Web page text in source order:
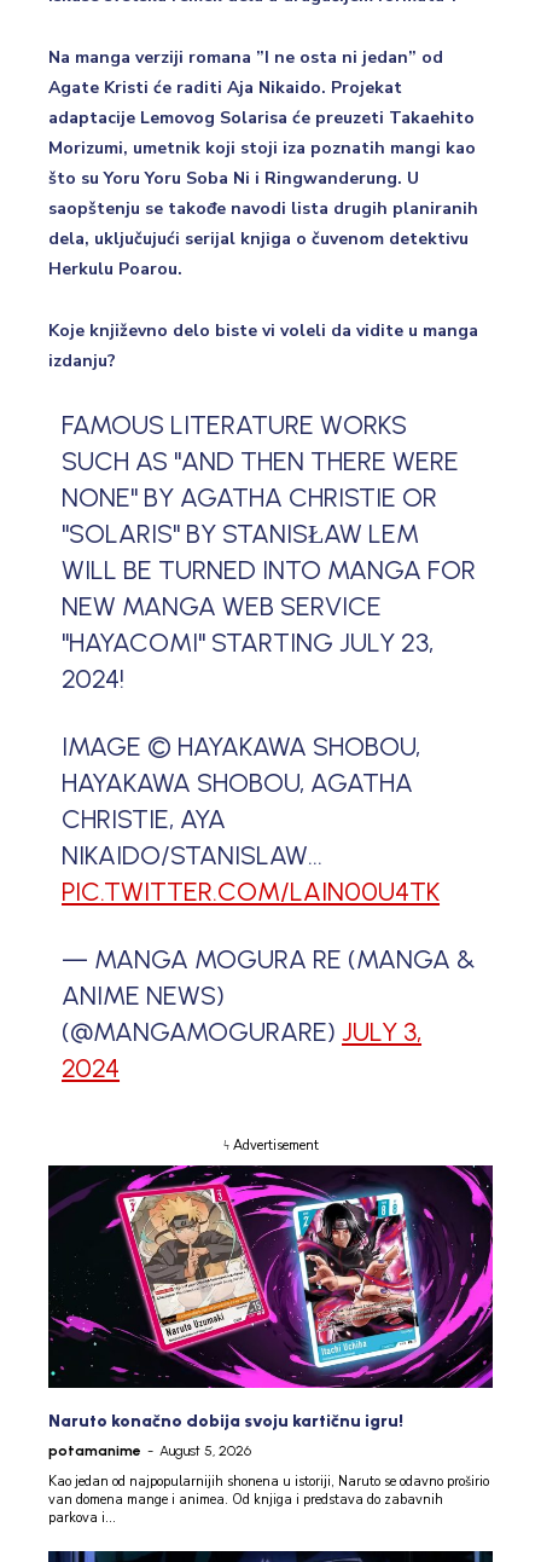
Na manga verziji romana ”I ne osta ni jedan” od
Agate Kristi će raditi Aja Nikaido. Projekat
adaptacije Lemovog Solarisa će preuzeti Takaehito
Morizumi, umetnik koji stoji iza poznatih mangi kao
što su Yoru Yoru Soba Ni i Ringwanderung. U
saopštenju se takođe navodi lista drugih planiranih
dela, uključujući serijal knjiga o čuvenom detektivu
Herkulu Poarou.
Koje književno delo biste vi voleli da vidite u manga
izdanju?
FAMOUS LITERATURE WORKS
SUCH AS "AND THEN THERE WERE
NONE" BY AGATHA CHRISTIE OR
"SOLARIS" BY STANISŁAW LEM
WILL BE TURNED INTO MANGA FOR
NEW MANGA WEB SERVICE
"HAYACOMI" STARTING JULY 23,
2024!
IMAGE © HAYAKAWA SHOBOU,
HAYAKAWA SHOBOU, AGATHA
CHRISTIE, AYA
NIKAIDO/STANISLAW…
PIC.TWITTER.COM/LAIN00U4TK
— MANGA MOGURA RE (MANGA &
ANIME NEWS)
(@MANGAMOGURARE)JULY 3,
2024
ϟ Advertisement
Naruto konačno dobija svoju kartičnu igru!
potamanime - August 5, 2026
Kao jedan od najpopularnijih shonena u istoriji, Naruto se odavno proširio
van domena mange i animea. Od knjiga i predstava do zabavnih
parkova i...